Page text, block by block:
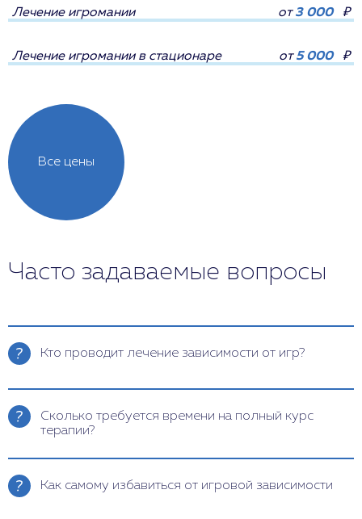
Все цены
Лечение игромании от3 000 ₽
Лечение игромании в стационаре от5 000 ₽
Часто задаваемые вопросы
Кто проводит лечение зависимости от игр?
Курс лечения игромании – процесс комплексный,
специалисты:
Сколько требуется времени на полный курс
терапии?
Продолжительность курса лечения игромании
степени развития болезни, имеющихся симптомов.
Как самому избавиться от игровой зависимости